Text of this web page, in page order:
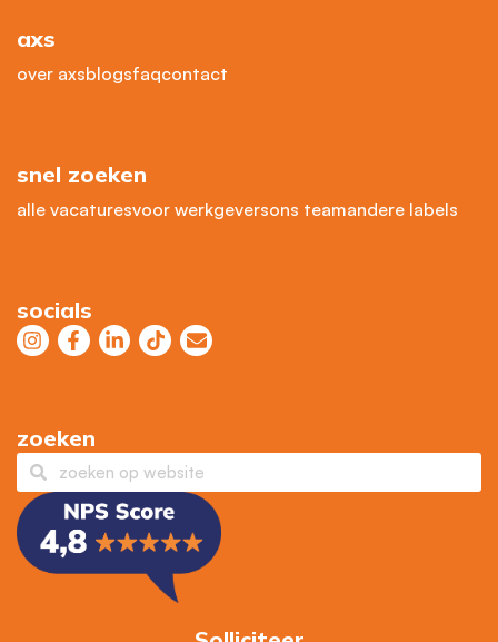
axs
over axsblogsfaqcontact
snel zoeken
alle vacaturesvoor werkgeversons teamandere labels
socials
zoeken